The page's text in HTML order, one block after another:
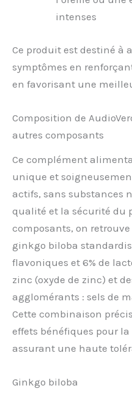
intenses
Ce produit est destiné à
symptômes en
en favorisant une
Composition de
autres composants
Ce complément
unique et
actifs, sans substances
qualité et la sécurité du
composants, on
ginkgo biloba
flavoniques et 6% de
zinc (oxyde de zinc) et
agglomérants : sels de
Cette combinaison
effets bénéfiques pour
assurant une haute
Ginkgo biloba